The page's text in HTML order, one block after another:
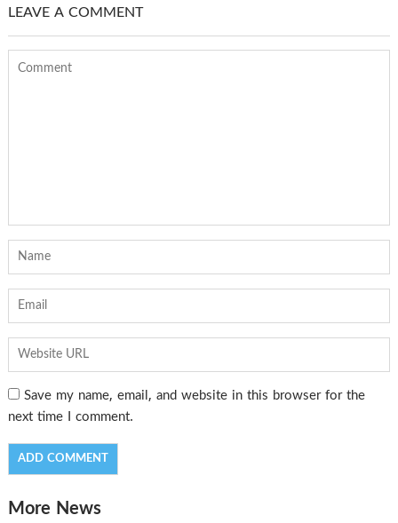
LEAVE A COMMENT
Save my name, email, and website in this browser for the
next time I comment.
More News